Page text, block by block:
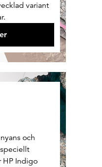
variant
och
HP Indigo